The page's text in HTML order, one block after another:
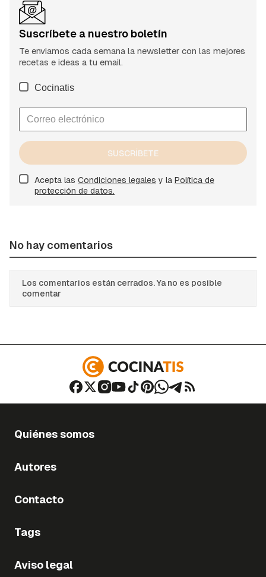
Suscríbete a nuestro boletín
Te enviamos cada semana la newsletter con las mejores
recetas e ideas a tu email.
Cocinatis
SUSCRÍBETE
Acepta las Condiciones legales y la Política de
protección de datos.
No hay comentarios
Los comentarios están cerrados. Ya no es posible
comentar
Quiénes somos
Autores
Contacto
Tags
Aviso legal